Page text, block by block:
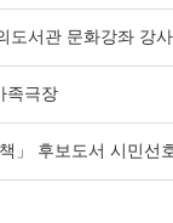
도서관 문화강좌 강
족극장
책」 후보도서 시민선